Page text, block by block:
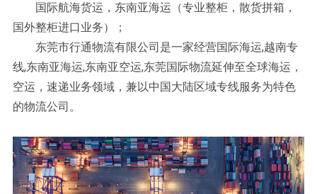
国际航海货运，东南亚海运（专业整柜，散货拼箱，
国外整柜进口业务）；
东莞市行通物流有限公司是一家经营国际海运,越南专
线,东南亚海运,东南亚空运,东莞国际物流延伸至全球海运，
空运，速递业务领域，兼以中国大陆区域专线服务为特色
的物流公司。